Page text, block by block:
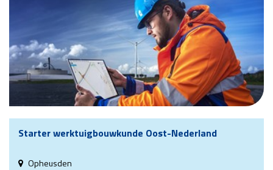
Starter werktuigbouwkunde Oost-Nederland
Opheusden